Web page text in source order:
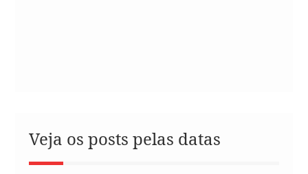
Veja os posts pelas datas